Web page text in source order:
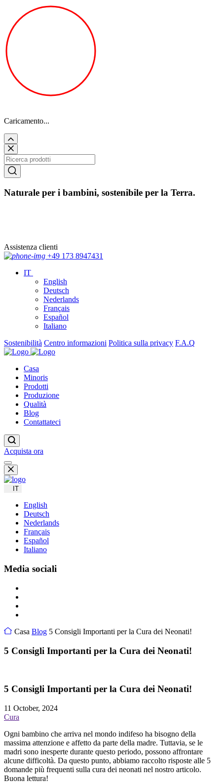
Caricamento...
Naturale per i bambini, sostenibile per la Terra.
Assistenza clienti
+49 173 8947431
IT
English
Deutsch
Nederlands
Français
Español
Italiano
Sostenibilità Centro informazioni Politica sulla privacy F.A.Q
Casa
Minoris
Prodotti
Produzione
Qualità
Blog
Contattateci
Acquista ora
IT
English
Deutsch
Nederlands
Français
Español
Italiano
Media sociali
Casa Blog 5 Consigli Importanti per la Cura dei Neonati!
5 Consigli Importanti per la Cura dei Neonati!
5 Consigli Importanti per la Cura dei Neonati!
11 October, 2024
Cura
Ogni bambino che arriva nel mondo indifeso ha bisogno della
massima attenzione e affetto da parte della madre. Tuttavia, se le
madri sono inesperte durante questo periodo, possono affrontare
alcune difficoltà. Da questo punto, abbiamo raccolto risposte alle 5
domande più frequenti sulla cura dei neonati nel nostro articolo.
Buona lettura!